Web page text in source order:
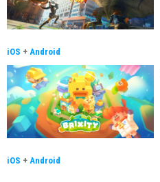
iOS + Android
iOS + Android